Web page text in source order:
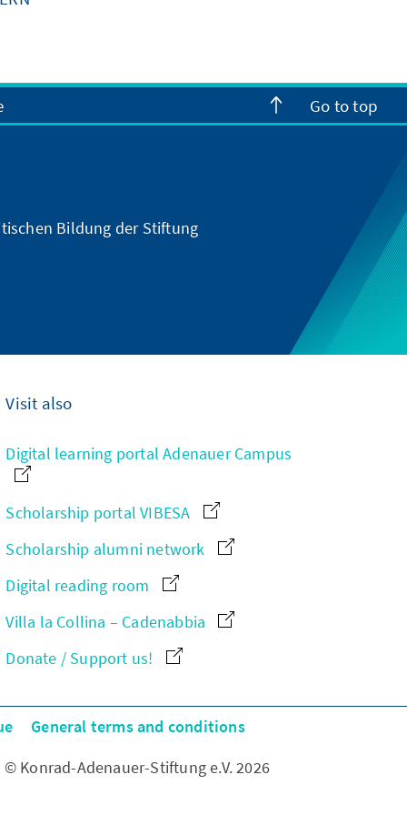
Go to top
Bildung der Stiftung
Visit also
Digital learning portal Adenauer Campus
Scholarship portal VIBESA
Scholarship alumni network
Digital reading room
Villa la Collina – Cadenabbia
Donate / Support us!
General terms and conditions
© Konrad-Adenauer-Stiftung e.V. 2026